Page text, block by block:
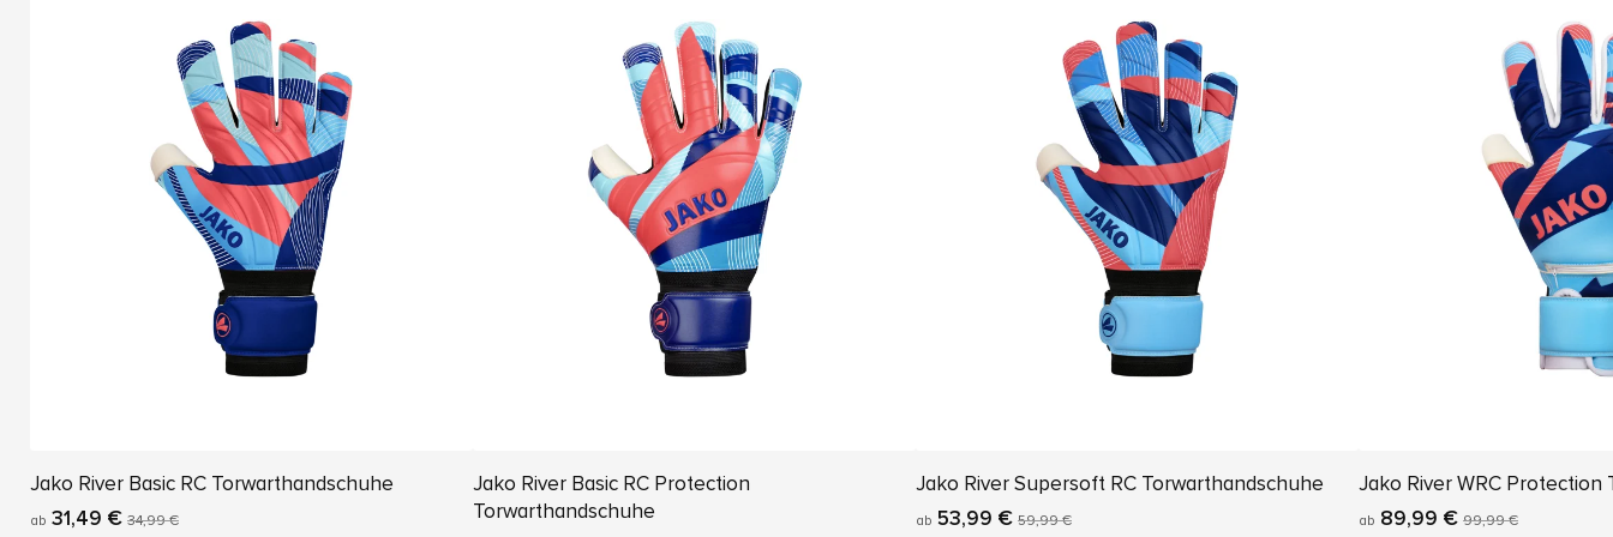
Jako River Basic RC Torwarthandschuhe
ab 31,49 € 34,99 €
Jako River Basic RC Protection
Torwarthandschuhe
Jako River Supersoft RC Torwarthandschuhe
ab 53,99 € 59,99 €
Jako River WRC
ab 89,99 € 99,99 €